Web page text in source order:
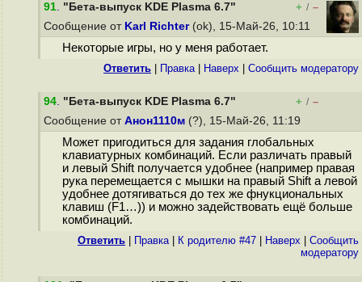
91. "Бета-выпуск KDE Plasma 6.7" + / –
Сообщение от Karl Richter(ok), 15-Май-26, 10:11
Некоторые игры, но у меня работает.
Ответить Правка| Наверх Cообщить модератору
94. "Бета-выпуск KDE Plasma 6.7" + / –
Сообщение от Анон1110м (?), 15-Май-26, 11:19
Может пригодиться для задания глобальных
клавиатурных комбинаций. Если различать правый
и левый Shift получается удобнее (например правая
рука перемещается с мышки на правый Shift а левой
удобнее дотягиваться до тех же фнукциональных
клавиш (F1…)) и можно задействовать ещё больше
комбинаций.
Ответить Правка| К родителю #47 Наверх
Cообщить
модератору